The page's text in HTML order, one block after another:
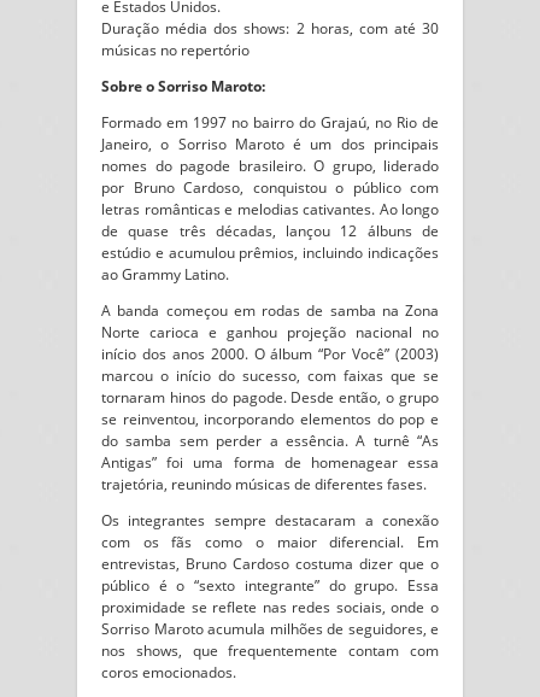
e Estados Unidos.
Duração média dos shows: 2 horas, com até 30
músicas no repertório
Sobre o Sorriso Maroto:
Formado em 1997 no bairro do Grajaú, no Rio de
Janeiro, o Sorriso Maroto é um dos principais
nomes do pagode brasileiro. O grupo, liderado
por Bruno Cardoso, conquistou o público com
letras românticas e melodias cativantes. Ao longo
de quase três décadas, lançou 12 álbuns de
estúdio e acumulou prêmios, incluindo indicações
ao Grammy Latino.
A banda começou em rodas de samba na Zona
Norte carioca e ganhou projeção nacional no
início dos anos 2000. O álbum “Por Você” (2003)
marcou o início do sucesso, com faixas que se
tornaram hinos do pagode. Desde então, o grupo
se reinventou, incorporando elementos do pop e
do samba sem perder a essência. A turnê “As
Antigas” foi uma forma de homenagear essa
trajetória, reunindo músicas de diferentes fases.
Os integrantes sempre destacaram a conexão
com os fãs como o maior diferencial. Em
entrevistas, Bruno Cardoso costuma dizer que o
público é o “sexto integrante” do grupo. Essa
proximidade se reflete nas redes sociais, onde o
Sorriso Maroto acumula milhões de seguidores, e
nos shows, que frequentemente contam com
coros emocionados.